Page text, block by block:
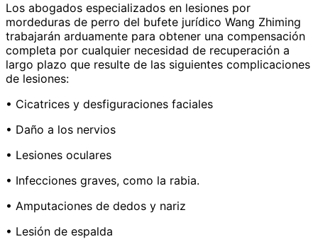
Los abogados especializados en lesiones por
mordeduras de perro del bufete jurídico Wang Zhiming
trabajarán arduamente para obtener una compensación
completa por cualquier necesidad de recuperación a
largo plazo que resulte de las siguientes complicaciones
de lesiones:
• Cicatrices y desfiguraciones faciales
• Daño a los nervios
• Lesiones oculares
• Infecciones graves, como la rabia.
• Amputaciones de dedos y nariz
• Lesión de espalda